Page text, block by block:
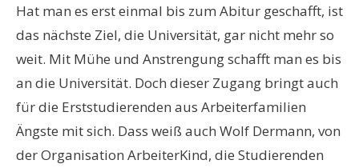
Hat man es erst einmal bis zum Abitur geschafft, ist
das nächste Ziel, die Universität, gar nicht mehr so
weit. Mit Mühe und Anstrengung schafft man es bis
an die Universität. Doch dieser Zugang bringt auch
für die Erststudierenden aus Arbeiterfamilien
Ängste mit sich. Dass weiß auch Wolf Dermann, von
der Organisation ArbeiterKind, die Studierenden